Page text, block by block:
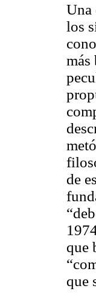
Una
los
más
de
que
que